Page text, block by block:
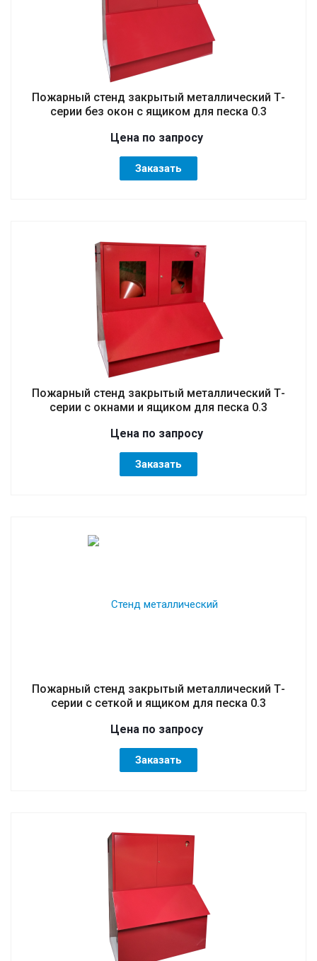
Пожарный стенд закрытый металлический Т-
серии без окон с ящиком для песка 0.3
Цена по запросу
Заказать
Пожарный стенд закрытый металлический Т-
серии с окнами и ящиком для песка 0.3
Цена по запросу
Заказать
Пожарный стенд закрытый металлический Т-
серии с сеткой и ящиком для песка 0.3
Цена по запросу
Заказать